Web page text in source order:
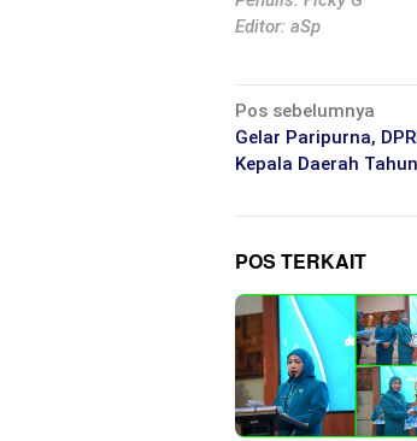
Editor: aSp
Navigasi
pos
Pos sebelumnya
Gelar Paripurna,
Kepala Daerah
POS TERKAIT